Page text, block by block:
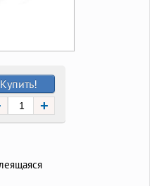
Купить!
+